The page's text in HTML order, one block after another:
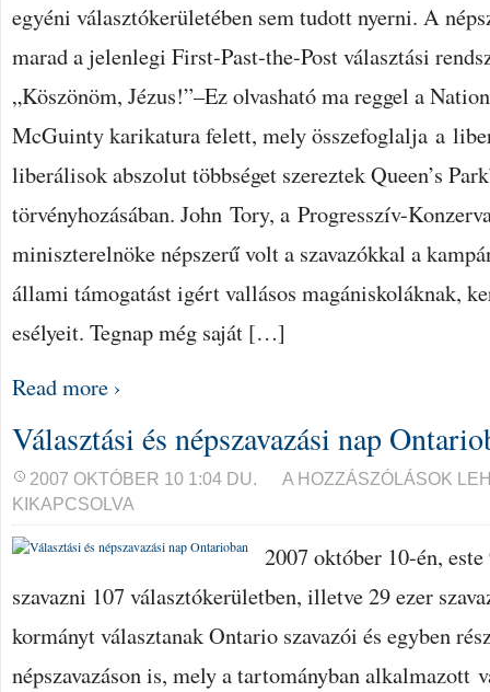
egyéni választókerületében sem tudott nyerni. A
marad a jelenlegi First-Past-the-Post választási
„Köszönöm, Jézus!”–Ez olvasható ma reggel a
McGuinty karikatura felett, mely összefoglalja a
liberálisok abszolut többséget szereztek Queen’s
törvényhozásában. John Tory, a Progresszív-
miniszterelnöke népszerű volt a szavazókkal a
állami támogatást igért vallásos magániskoláknak,
esélyeit. Tegnap még saját […]
Read more ›
Választási és népszavazási nap
2007 OKTÓBER 10 1:04 DU.
VÁLASZTÁSI
NAP
BEJEGYZÉSHEZ
A HOZZÁSZÓLÁSOK
KIKAPCSOLVA
2007 október 10-én,
szavazni 107 választókerületben, illetve 29 ezer
kormányt választanak Ontario szavazói és egyben
népszavazáson is, mely a tartományban alkalmazott